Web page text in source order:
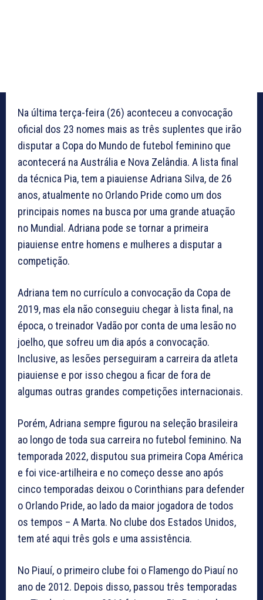
Na última terça-feira (26) aconteceu a convocação
oficial dos 23 nomes mais as três suplentes que irão
disputar a Copa do Mundo de futebol feminino que
acontecerá na Austrália e Nova Zelândia. A lista final
da técnica Pia, tem a piauiense Adriana Silva, de 26
anos, atualmente no Orlando Pride como um dos
principais nomes na busca por uma grande atuação
no Mundial. Adriana pode se tornar a primeira
piauiense entre homens e mulheres a disputar a
competição.
Adriana tem no currículo a convocação da Copa de
2019, mas ela não conseguiu chegar à lista final, na
época, o treinador Vadão por conta de uma lesão no
joelho, que sofreu um dia após a convocação.
Inclusive, as lesões perseguiram a carreira da atleta
piauiense e por isso chegou a ficar de fora de
algumas outras grandes competições internacionais.
Porém, Adriana sempre figurou na seleção brasileira
ao longo de toda sua carreira no futebol feminino. Na
temporada 2022, disputou sua primeira Copa América
e foi vice-artilheira e no começo desse ano após
cinco temporadas deixou o Corinthians para defender
o Orlando Pride, ao lado da maior jogadora de todos
os tempos – A Marta. No clube dos Estados Unidos,
tem até aqui três gols e uma assistência.
No Piauí, o primeiro clube foi o Flamengo do Piauí no
ano de 2012. Depois disso, passou três temporadas